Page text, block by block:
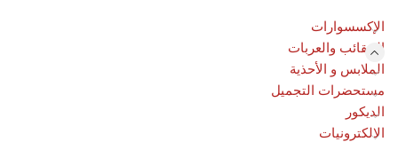
الإكسسوارات
الحقائب والعربات
الملابس و الأحذية
مستحضرات التجميل
الديكور
الالكترونيات